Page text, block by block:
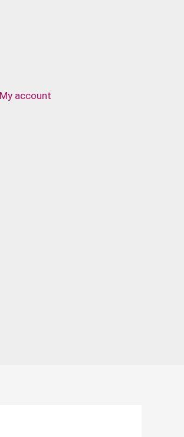
My account